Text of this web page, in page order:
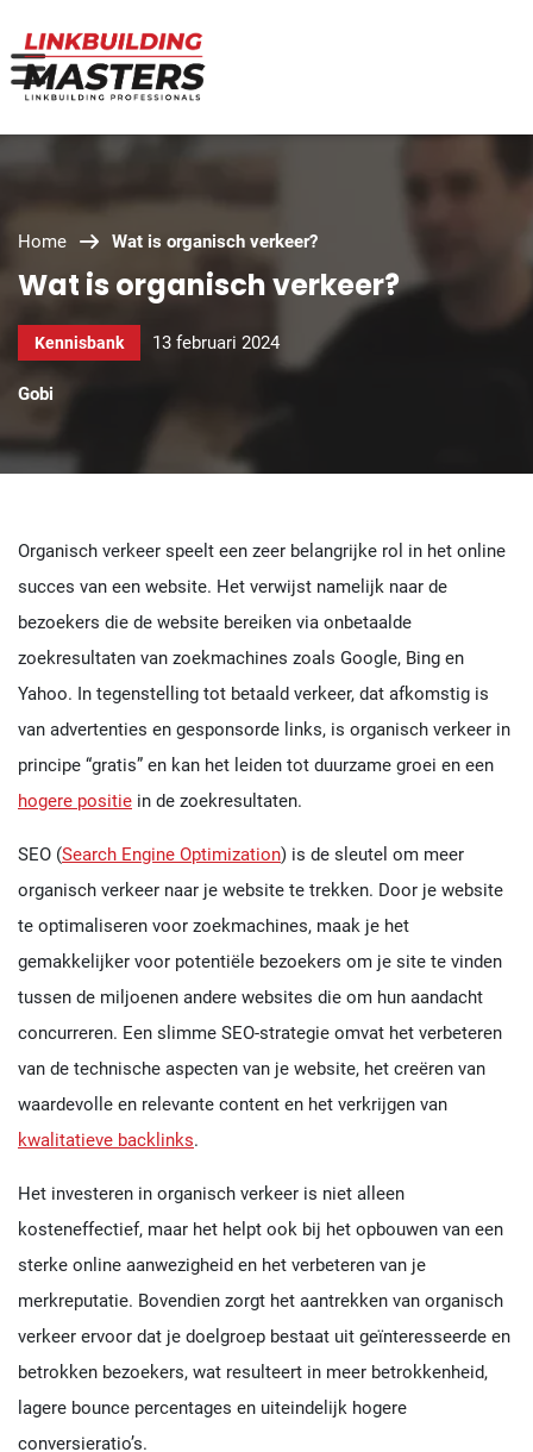
Home Wat is organisch verkeer?
Wat is organisch verkeer?
Kennisbank 13 februari 2024
Gobi
Organisch verkeer speelt een zeer belangrijke rol in het online
succes van een website. Het verwijst namelijk naar de
bezoekers die de website bereiken via onbetaalde
zoekresultaten van zoekmachines zoals Google, Bing en
Yahoo. In tegenstelling tot betaald verkeer, dat afkomstig is
van advertenties en gesponsorde links, is organisch verkeer in
principe “gratis” en kan het leiden tot duurzame groei en een
hogere positie in de zoekresultaten.
SEO (Search Engine Optimization) is de sleutel om meer
organisch verkeer naar je website te trekken. Door je website
te optimaliseren voor zoekmachines, maak je het
gemakkelijker voor potentiële bezoekers om je site te vinden
tussen de miljoenen andere websites die om hun aandacht
concurreren. Een slimme SEO-strategie omvat het verbeteren
van de technische aspecten van je website, het creëren van
waardevolle en relevante content en het verkrijgen van
kwalitatieve backlinks.
Het investeren in organisch verkeer is niet alleen
kosteneffectief, maar het helpt ook bij het opbouwen van een
sterke online aanwezigheid en het verbeteren van je
merkreputatie. Bovendien zorgt het aantrekken van organisch
verkeer ervoor dat je doelgroep bestaat uit geïnteresseerde en
betrokken bezoekers, wat resulteert in meer betrokkenheid,
lagere bounce percentages en uiteindelijk hogere
conversieratio’s.